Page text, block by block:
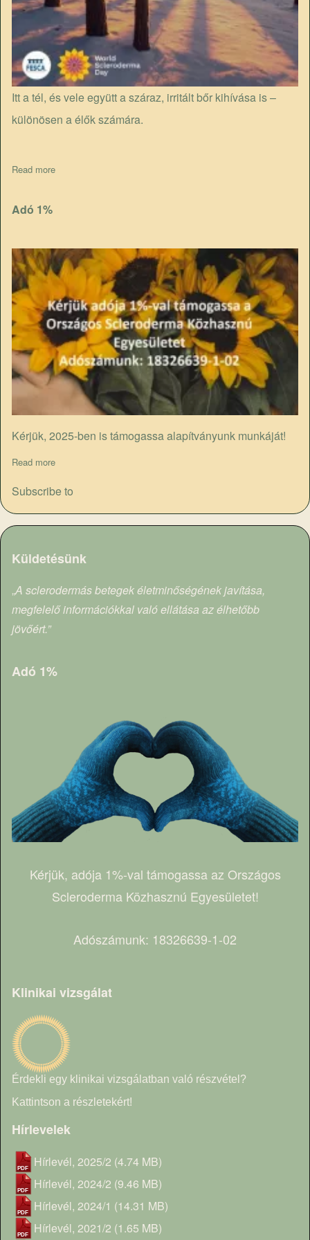
Itt a tél, és vele együtt a száraz, irritált bőr kihívása is –
különösen a élők számára.
Read more
Adó 1%
Kérjük, 2025-ben is támogassa alapítványunk munkáját!
Read more
Subscribe to
Küldetésünk
„A sclerodermás betegek életminőségének javítása,
megfelelő információkkal való ellátása az élhetőbb
jövőért.”
Adó 1%
Kérjük, adója 1%-val támogassa az Országos
Scleroderma Közhasznú Egyesületet!
Adószámunk: 18326639-1-02
Klinikai vizsgálat
Érdekli egy klinikai vizsgálatban való részvétel?
Kattintson a részletekért!
Hírlevelek
Hírlevél, 2025/2 (4.74 MB)
Hírlevél, 2024/2 (9.46 MB)
Hírlevél, 2024/1 (14.31 MB)
Hírlevél, 2021/2 (1.65 MB)